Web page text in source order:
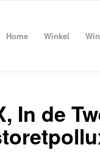
Home Winkel
In de